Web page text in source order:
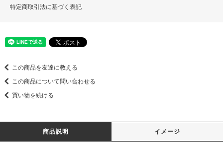
特定商取引法に基づく表記
この商品を友達に教える
この商品について問い合わせる
買い物を続ける
商品説明 イメージ